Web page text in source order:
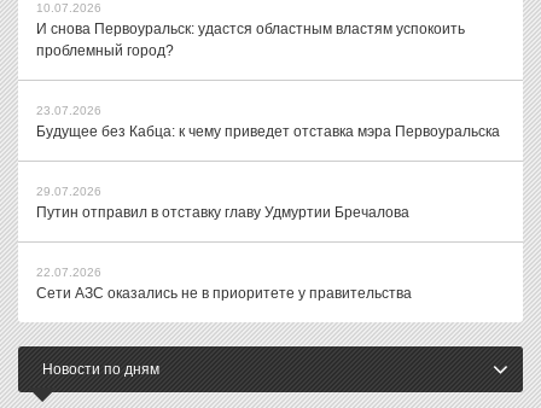
10.07.2026
И снова Первоуральск: удастся областным властям успокоить
проблемный город?
23.07.2026
Будущее без Кабца: к чему приведет отставка мэра Первоуральска
29.07.2026
Путин отправил в отставку главу Удмуртии Бречалова
22.07.2026
Сети АЗС оказались не в приоритете у правительства
Новости по дням